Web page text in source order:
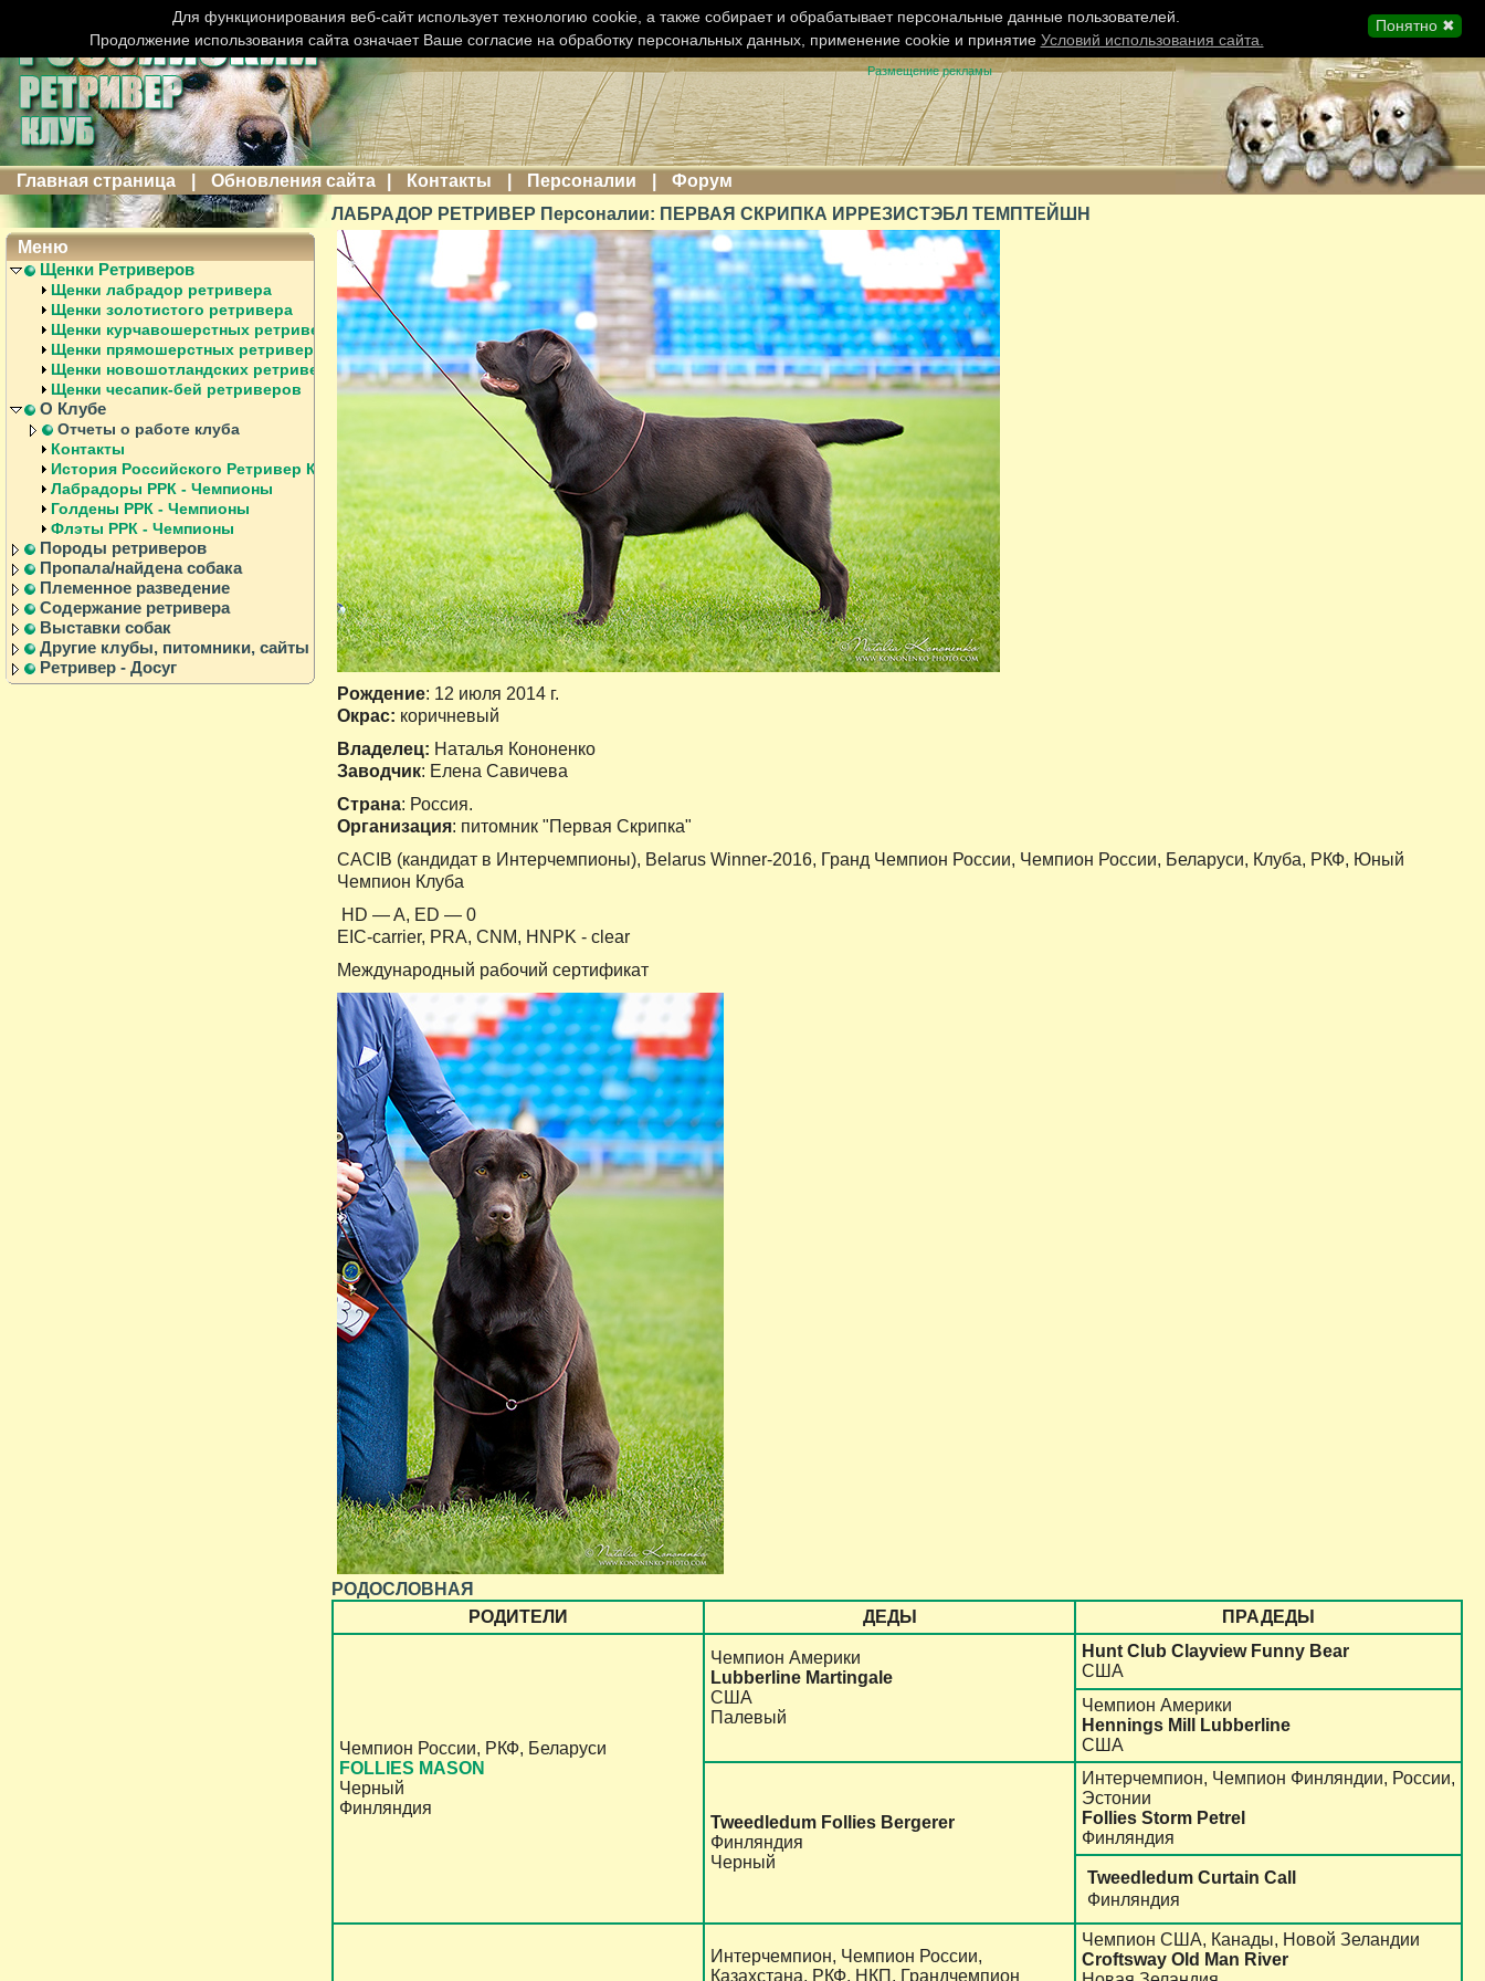
Размещение рекламы
Главная страница Обновления сайта Контакты Персоналии
Форум
ЛАБРАДОР РЕТРИВЕР Персоналии: ПЕРВАЯ СКРИПКА ИРРЕЗИСТЭБЛ ТЕМПТЕЙШН
Рождение: 12 июля 2014 г.
Окрас: коричневый
Владелец: Наталья Кононенко
Заводчик: Елена Савичева
Страна: Россия.
Организация: питомник "Первая Скрипка"
CACIB (кандидат в Интерчемпионы), Belarus Winner-2016, Гранд Чемпион России, Чемпион России, Беларуси, Клуба, РКФ, Юный
Чемпион Клуба
HD — A, ED — 0
EIC-carrier, PRA, CNM, HNPK - clear
Международный рабочий сертификат
РОДОСЛОВНАЯ
РОДИТЕЛИ
ДЕДЫ ПРАДЕДЫ
Чемпион России, РКФ, Беларуси
FOLLIES MASON
Черный
Финляндия
Чемпион Америки
Lubberline Martingale
США
Палевый
Hunt Club Clayview Funny Bear
США
Чемпион Америки
Hennings Mill Lubberline
США
Tweedledum Follies Bergerer
Финляндия
Черный
Интерчемпион, Чемпион Финляндии, России,
Эстонии
Follies Storm Petrel
Финляндия
Tweedledum Curtain Call
Финляндия
Интерчемпион, Чемпион России,
Казахстана, РКФ, НКП, Грандчемпион
Чемпион США, Канады, Новой Зеландии
Croftsway Old Man River
Меню
Щенки Ретриверов
Щенки лабрадор ретривера
Щенки золотистого ретривера
Щенки курчавошерстных ретриверов
Щенки прямошерстных ретриверов
Щенки новошотландских ретриверов
Щенки чесапик-бей ретриверов
О Клубе
Отчеты о работе клуба
Контакты
История Российского Ретривер Клуба
Лабрадоры РРК - Чемпионы
Голдены РРК - Чемпионы
Флэты РРК - Чемпионы
Породы ретриверов
Пропала/найдена собака
Племенное разведение
Содержание ретривера
Выставки собак
Другие клубы, питомники, сайты
Ретривер - Досуг
Понятно ✖
Для функционирования веб-сайт использует технологию cookie, а также собирает и обрабатывает персональные данные пользователей.
Продолжение использования сайта означает Ваше согласие на обработку персональных данных, применение cookie и принятие Условий использования сайта.